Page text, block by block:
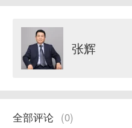
张辉
全部评论 (0)